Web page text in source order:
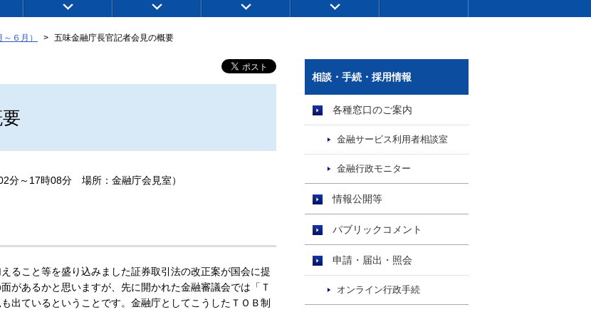
Machine translation
６月） 五味金融庁長官記者会見の概要
分～17時08分 場所：金融庁会見室）
ること等を盛り込みました証券取引法の改正案が国会に提
があるかと思いますが、先に開かれた金融審議会では「Ｔ
出ているということです。金融庁としてこうしたＴＯＢ制
相談・手続・採用情報
各種窓口のご案内
金融サービス利用者相談室
金融行政モニター
情報公開等
パブリックコメント
申請・届出・照会
オンライン行政手続